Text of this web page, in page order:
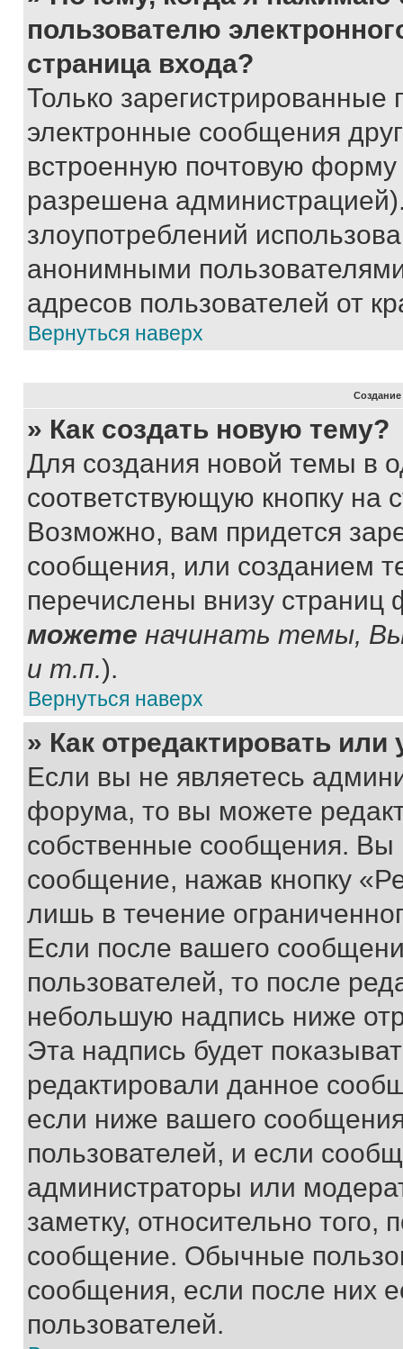
пользователю
страница входа?
Только зарегистрированные
электронные сообщения
встроенную почтовую
разрешена
злоупотреблений
анонимными
адресов пользователей от
Вернуться наверх
» Как создать новую тему?
Для создания новой темы в
соответствующую кнопку
Возможно, вам придется
сообщения, или созданием
перечислены внизу
можете начинать темы,
и т.п.).
Вернуться наверх
» Как отредактировать
Если вы не являетесь
форума, то вы можете
собственные сообщения. Вы
сообщение, нажав кнопку
лишь в течение
Если после вашего
пользователей, то после
небольшую надпись ниже
Эта надпись будет
редактировали данное
если ниже вашего
пользователей, и если
администраторы или
заметку, относительно
сообщение. Обычные
сообщения, если после них
пользователей.